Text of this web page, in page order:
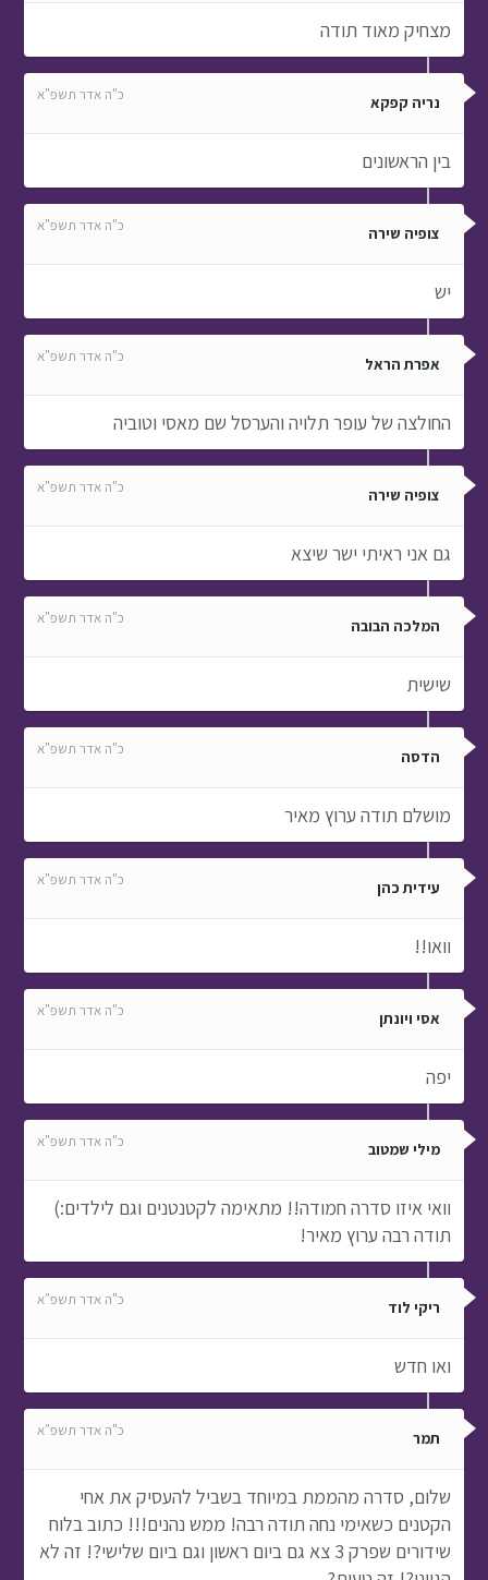
מצחיק מאוד תודה
נריה קפקא כ"ה אדר תשפ"א
בין הראשונים
צופיה שירה כ"ה אדר תשפ"א
יש
אפרת הראל כ"ה אדר תשפ"א
החולצה של עופר תלויה והערסל שם מאסי וטוביה
צופיה שירה כ"ה אדר תשפ"א
גם אני ראיתי ישר שיצא
המלכה הבובה כ"ה אדר תשפ"א
שישית
הדסה כ"ה אדר תשפ"א
מושלם תודה ערוץ מאיר
עידית כהן כ"ה אדר תשפ"א
וואו!!
אסי ויונתן כ"ה אדר תשפ"א
יפה
מילי שמטוב כ"ה אדר תשפ"א
וואי איזו סדרה חמודה!! מתאימה לקטנטנים וגם לילדים:)
תודה רבה ערוץ מאיר!
ריקי לוד כ"ה אדר תשפ"א
ואו חדש
תמר כ"ה אדר תשפ"א
שלום, סדרה מהממת במיוחד בשביל להעסיק את אחי
הקטנים כשאימי נחה תודה רבה! ממש נהנים!!! כתוב בלוח
שידורים שפרק 3 צא גם ביום ראשון וגם ביום שלישי?! זה לא